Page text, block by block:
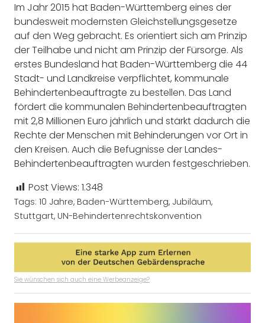
Im Jahr 2015 hat Baden-Württemberg eines der
bundesweit modernsten Gleichstellungsgesetze
auf den Weg gebracht. Es orientiert sich am Prinzip
der Teilhabe und nicht am Prinzip der Fürsorge. Als
erstes Bundesland hat Baden-Württemberg die 44
Stadt- und Landkreise verpflichtet, kommunale
Behindertenbeauftragte zu bestellen. Das Land
fördert die kommunalen Behindertenbeauftragten
mit 2,8 Millionen Euro jährlich und stärkt dadurch die
Rechte der Menschen mit Behinderungen vor Ort in
den Kreisen. Auch die Befugnisse der Landes-
Behindertenbeauftragten wurden festgeschrieben.
Post Views: 1.348
Tags: 10 Jahre, Baden-Württemberg, Jubiläum,
Stuttgart, UN-Behindertenrechtskonvention
Sie wünschen sich auch eine Werbeanzeige?